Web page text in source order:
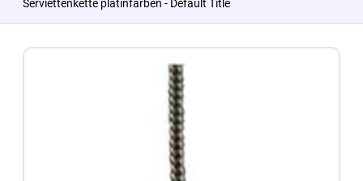
Serviettenkette platinfarben - Default Title